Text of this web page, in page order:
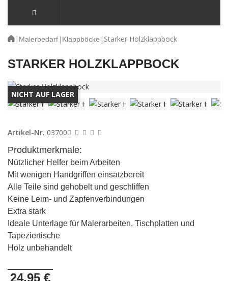
| Malerbedarf | Klappböcke | Starker Holzklappbock
STARKER HOLZKLAPPBOCK
NICHT AUF LAGER
Artikel-Nr. 03700
Produktmerkmale:
Nützlicher Helfer beim Arbeiten
Mit wenigen Handgriffen einsatzbereit
Alle Teile sind gehobelt und geschliffen
Keine Leim- und Zapfenverbindungen
Extra stark
Ideale Unterlage für Malerarbeiten, Tischplatten und
Tapeziertische
Holz unbehandelt
24,95 €